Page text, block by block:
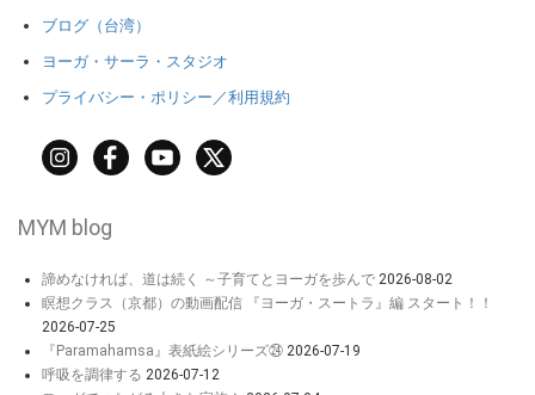
ブログ（台湾）
ヨーガ・サーラ・スタジオ
プライバシー・ポリシー／利用規約
MYM blog
諦めなければ、道は続く ～子育てとヨーガを歩んで 2026-08-02
瞑想クラス（京都）の動画配信 『ヨーガ・スートラ』編 スタート！！
2026-07-25
『Paramahamsa』表紙絵シリーズ㉔ 2026-07-19
呼吸を調律する 2026-07-12